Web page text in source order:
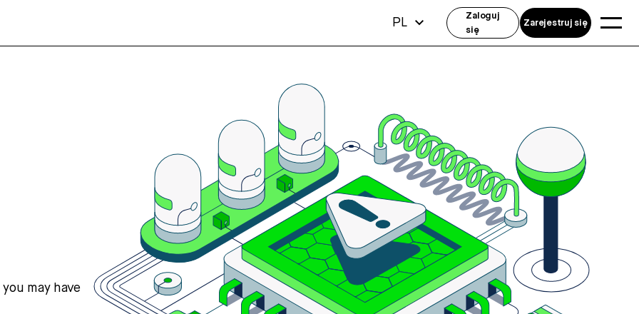
may have
PL
Zaloguj
się
Zarejestruj się